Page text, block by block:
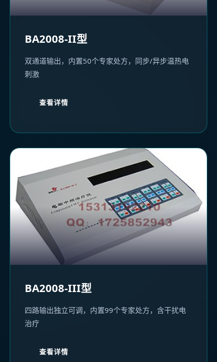
BA2008-II型
双通道输出，内置50个专家处方，同步/异步温热电
刺激
查看详情
BA2008-III型
四路输出独立可调，内置99个专家处方，含干扰电
治疗
查看详情